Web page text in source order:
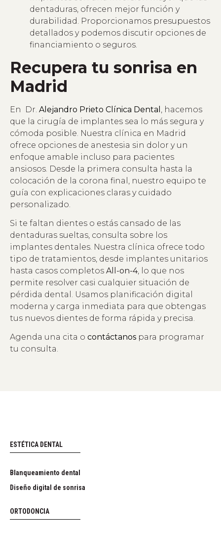
dentaduras, ofrecen mejor función y
durabilidad. Proporcionamos presupuestos
detallados y podemos discutir opciones de
financiamiento o seguros.
Recupera tu sonrisa en
Madrid
En Dr. Alejandro Prieto Clínica Dental
, hacemos
que la cirugía de implantes sea lo más segura y
cómoda posible. Nuestra clínica en Madrid
ofrece opciones de anestesia sin dolor y un
enfoque amable incluso para pacientes
ansiosos. Desde la primera consulta hasta la
colocación de la corona final, nuestro equipo te
guía con explicaciones claras y cuidado
personalizado.
Si te faltan dientes o estás cansado de las
dentaduras sueltas, consulta sobre los
implantes dentales. Nuestra clínica ofrece todo
tipo de tratamientos, desde implantes unitarios
hasta casos completos All-on-4, lo que nos
permite resolver casi cualquier situación de
pérdida dental. Usamos planificación digital
moderna y carga inmediata para que obtengas
tus nuevos dientes de forma rápida y precisa.
Agenda una cita o contáctanos para programar
tu consulta.
ESTÉTICA DENTAL
Blanqueamiento dental
Diseño digital de sonrisa
ORTODONCIA